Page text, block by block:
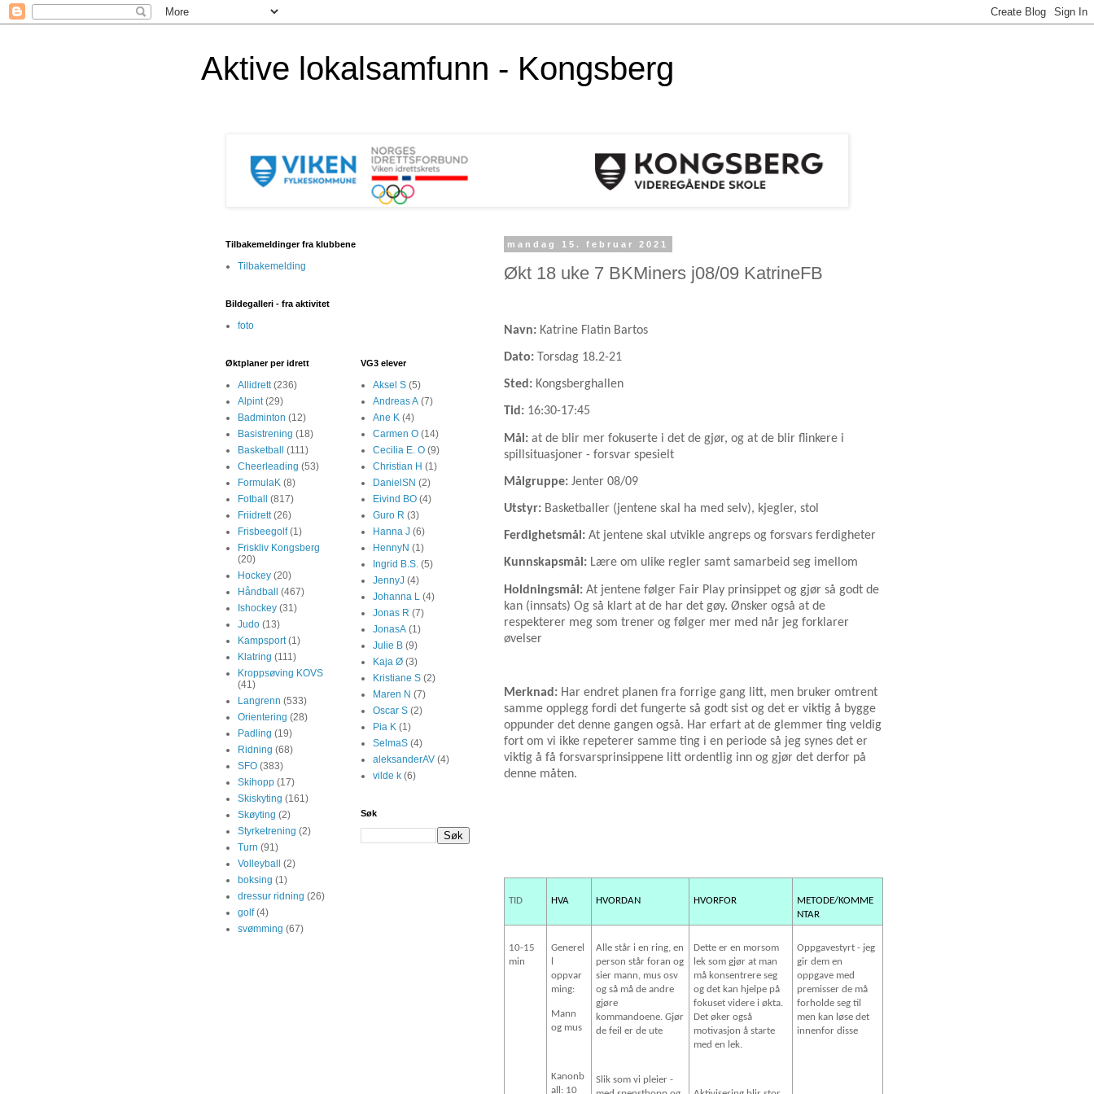
Aktive lokalsamfunn - Kongsberg
mandag 15. februar 2021
Økt 18 uke 7 BKMiners j08/09 KatrineFB
Navn: Katrine Flatin Bartos
Dato: Torsdag 18.2-21
Sted: Kongsberghallen
Tid: 16:30-17:45
Mål: at de blir mer fokuserte i det de gjør, og at de blir flinkere i
spillsituasjoner - forsvar spesielt
Målgruppe: Jenter 08/09
Utstyr: Basketballer (jentene skal ha med selv), kjegler, stol
Ferdighetsmål: At jentene skal utvikle angreps og forsvars ferdigheter
Kunnskapsmål: Lære om ulike regler samt samarbeid seg imellom
Holdningsmål: At jentene følger Fair Play prinsippet og gjør så godt de
kan (innsats) Og så klart at de har det gøy. Ønsker også at de
respekterer meg som trener og følger mer med når jeg forklarer
øvelser
Merknad: Har endret planen fra forrige gang litt, men bruker omtrent
samme opplegg fordi det fungerte så godt sist og det er viktig å bygge
oppunder det denne gangen også. Har erfart at de glemmer ting veldig
fort om vi ikke repeterer samme ting i en periode så jeg synes det er
viktig å få forsvarsprinsippene litt ordentlig inn og gjør det derfor på
denne måten.
TID HVA HVORDAN HVORFOR
METODE/KOMME
NTAR
10-15
min
Generel
oppvar
ming:
Mann
og mus
Kanonb
all: 10
Alle står i en ring, en
person står foran og
sier mann, mus osv
og så må de andre
gjøre
kommandoene. Gjør
de feil er de ute
Slik som vi pleier -
Dette er en morsom
lek som gjør at man
må konsentrere seg
og det kan hjelpe på
fokuset videre i økta.
Det øker også
motivasjon å starte
med en lek.
Oppgavestyrt - jeg
gir dem en
oppgave med
premisser de må
forholde seg til
men kan løse det
innenfor disse
Tilbakemeldinger fra klubbene
Tilbakemelding
Bildegalleri - fra aktivitet
foto
Øktplaner per idrett
Allidrett (236)
Alpint (29)
Badminton (12)
Basistrening (18)
Basketball
(111)
Cheerleading (53)
FormulaK (8)
Fotball
(817)
Friidrett (26)
Frisbeegolf (1)
Friskliv Kongsberg
(20)
Hockey (20)
Håndball
(467)
Ishockey (31)
Judo (13)
Kampsport (1)
Klatring (111)
Kroppsøving KOVS
(41)
Langrenn (533)
Orientering (28)
Padling (19)
Ridning (68)
SFO (383)
Skihopp (17)
Skiskyting (161)
Skøyting (2)
Styrketrening (2)
Turn (91)
Volleyball
(2)
boksing (1)
dressur ridning (26)
golf (4)
svømming (67)
VG3 elever
Aksel S (5)
Andreas A (7)
Ane K (4)
Carmen O (14)
Cecilia E. O (9)
Christian H (1)
DanielSN (2)
Eivind BO (4)
Guro R (3)
Hanna J (6)
HennyN (1)
Ingrid B.S. (5)
JennyJ (4)
Johanna L (4)
Jonas R (7)
JonasA (1)
Julie B (9)
Kaja Ø (3)
Kristiane S (2)
Maren N (7)
Oscar S (2)
Pia K (1)
SelmaS (4)
aleksanderAV (4)
vilde k (6)
Søk